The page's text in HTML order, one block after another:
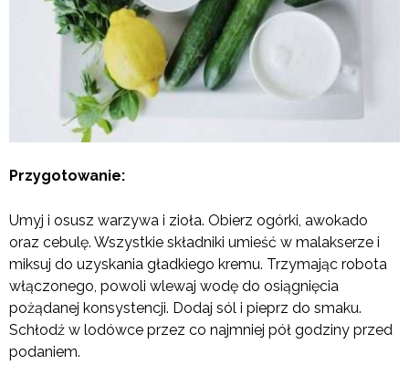
Przygotowanie:
Umyj i osusz warzywa i zioła. Obierz ogórki, awokado
oraz cebulę. Wszystkie składniki umieść w malakserze i
miksuj do uzyskania gładkiego kremu. Trzymając robota
włączonego, powoli wlewaj wodę do osiągnięcia
pożądanej konsystencji. Dodaj sól i pieprz do smaku.
Schłodź w lodówce przez co najmniej pół godziny przed
podaniem.